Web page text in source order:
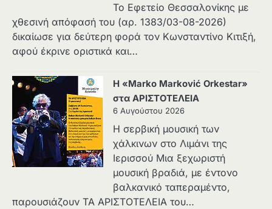
Το Εφετείο Θεσσαλονίκης με
χθεσινή απόφασή του (αρ. 1383/03-08-2026)
δικαίωσε για δεύτερη φορά τον Κωνσταντίνο Κιτιξή,
αφού έκρινε οριστικά και…
Η «Marko Marković Orkestar»
στα ΑΡΙΣΤΟΤΕΛΕΙΑ
6 Αυγούστου 2026
Η σερβική μουσική των
χάλκινων στο Λιμάνι της
Ιερισσού Μια ξεχωριστή
μουσική βραδιά, με έντονο
βαλκανικό ταπεραμέντο,
παρουσιάζουν ΤΑ ΑΡΙΣΤΟΤΕΛΕΙΑ του…